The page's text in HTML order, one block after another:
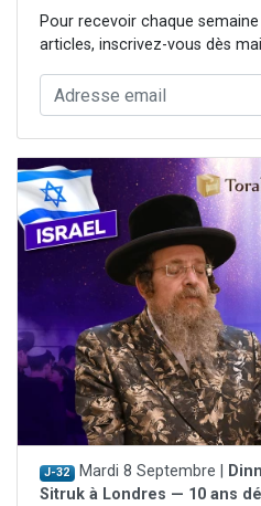
Pour recevoir chaque
articles, inscrivez-vous dès
J-32 Mardi 8 Septembre |
Sitruk à Londres — 10 ans